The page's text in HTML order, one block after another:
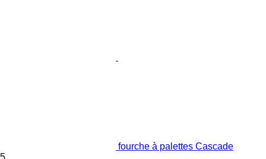
fourche à palettes Cascade
5